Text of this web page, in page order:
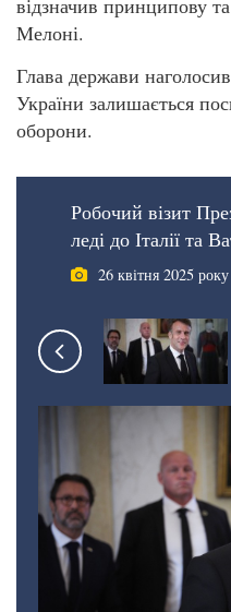
Мелоні.
Глава держави
України залишається
оборони.
Робочий візит
леді до Італії та
26 квітня 2025